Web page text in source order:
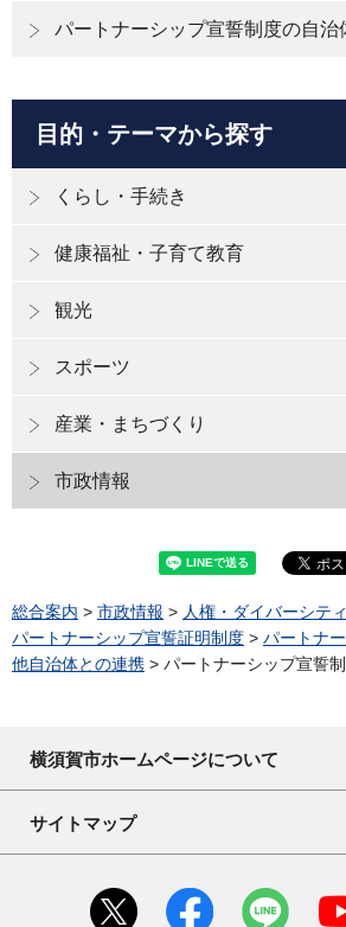
パートナーシップ宣誓制度の自治
目的・テーマから探す
くらし・手続き
健康福祉・子育て教育
観光
スポーツ
産業・まちづくり
市政情報
総合案内 > 市政情報 > 人権・ダイバーシテ
パートナーシップ宣誓証明制度 > パートナ
他自治体との連携 > パートナーシップ宣誓
横須賀市ホームページについて
サイトマップ